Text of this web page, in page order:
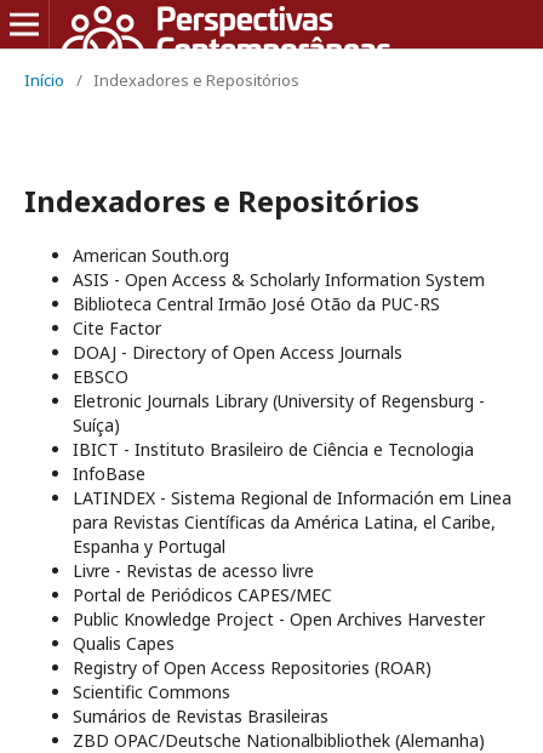
Início / Indexadores e Repositórios
Indexadores e Repositórios
American South.org
ASIS - Open Access & Scholarly Information System
Biblioteca Central Irmão José Otão da PUC-RS
Cite Factor
DOAJ - Directory of Open Access Journals
EBSCO
Eletronic Journals Library (University of Regensburg -
Suíça)
IBICT - Instituto Brasileiro de Ciência e Tecnologia
InfoBase
LATINDEX - Sistema Regional de Información em Linea
para Revistas Científicas da América Latina, el Caribe,
Espanha y Portugal
Livre - Revistas de acesso livre
Portal de Periódicos CAPES/MEC
Public Knowledge Project - Open Archives Harvester
Qualis Capes
Registry of Open Access Repositories (ROAR)
Scientific Commons
Sumários de Revistas Brasileiras
ZBD OPAC/Deutsche Nationalbibliothek (Alemanha)